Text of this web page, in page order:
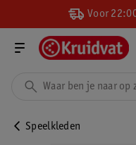
Voor
Speelkleden